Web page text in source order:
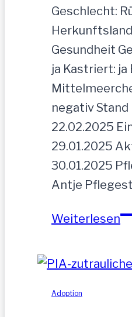
Geschlecht:
Gesundheit
ja Kastriert: ja
negativ Stand
22.02.2025
29.01.2025
30.01.2025
Antje
Weiterlesen
Adoption